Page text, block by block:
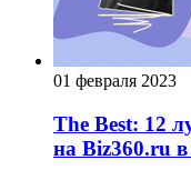
01 февраля 2023
The Best: 12
на Biz360.ru